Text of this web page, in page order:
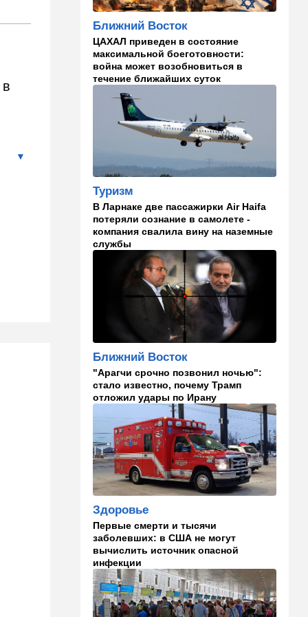
Израиль рейс оказался под
угрозой
20:50 Израиль
Как будто знал: известного
израильского певца и поэта
раздавил собственный
автомобиль
Публицистика
Цена "эффективности":
почему новые правила ПДД
бьют по правам водителей
19:30 Транспорт
Пожилой водитель и
погибшая Диана: появилась
видеосъемка автобусного
ДТП в Ашкелоне
Транспорт
Подарок к праздникам:
американские авиалинии
снова летят в Израиль
18:19 Мнения
В Японии пока не приняты
какие-либо новые решения
о ядерном оружии
18:18 Ближний Восток
Вашингтон нажал на паузу:
США настойчиво попросили
Израиль сбавить обороты в
Ливане
18:15 Культура
30 лет российско-
израильскому альманаху
еврейской культуры
17:47 Израиль
На маленьком плоту: отдых
на Кинерете едва не
Ближний Восток
ЦАХАЛ приведен в состояние
максимальной боеготовности:
война может возобновиться в
течение ближайших суток
Туризм
В Ларнаке две пассажирки Air Haifa
потеряли сознание в самолете -
компания свалила вину на наземные
службы
Ближний Восток
"Арагчи срочно позвонил ночью":
стало известно, почему Трамп
отложил удары по Ирану
Здоровье
Первые смерти и тысячи
заболевших: в США не могут
вычислить источник опасной
инфекции